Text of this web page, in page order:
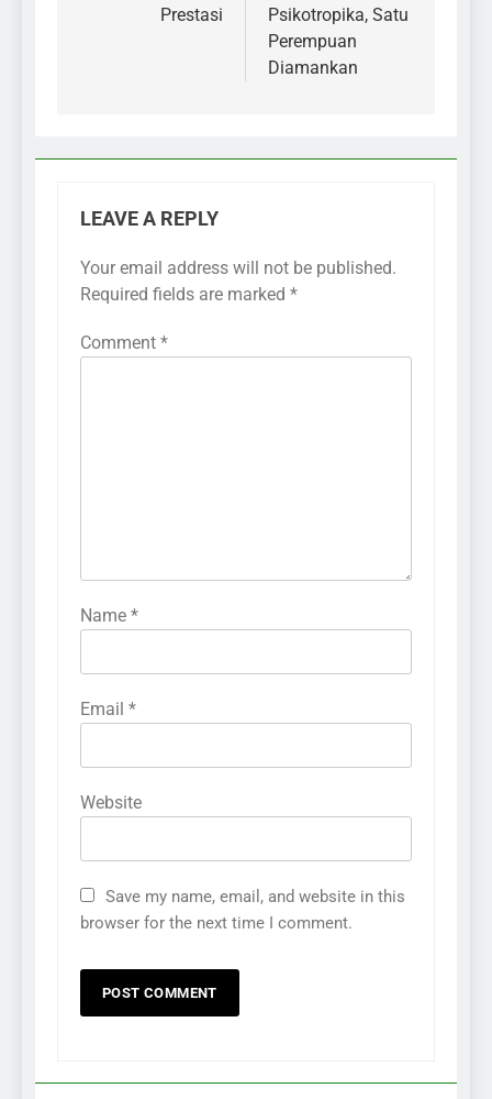
Prestasi
Psikotropika, Satu
Perempuan
Diamankan
LEAVE A REPLY
Your email address will not be published.
Required fields are marked *
Comment *
Name *
Email *
Website
Save my name, email, and website in this
browser for the next time I comment.